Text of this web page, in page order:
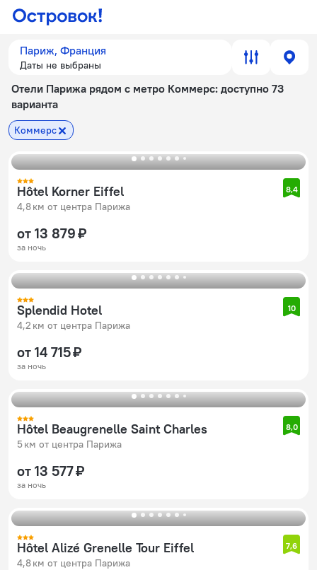
Париж, Франция
Даты не выбраны
Отели Парижа рядом с метро Коммерс: доступно 73
варианта
Коммерс
Hôtel Korner Eiffel
4,8 км от центра Парижа
8,4
от 13 879 ₽
за ночь
Splendid Hotel
4,2 км от центра Парижа
10
от 14 715 ₽
за ночь
Hôtel Beaugrenelle Saint Charles
5 км от центра Парижа
8,0
от 13 577 ₽
за ночь
Hôtel Alizé Grenelle Tour Eiffel
4,8 км от центра Парижа
7,6